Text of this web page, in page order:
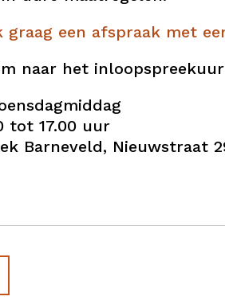
graag een afspraak met
naar het
tot 17.00 uur
Barneveld, Nieuwstraat